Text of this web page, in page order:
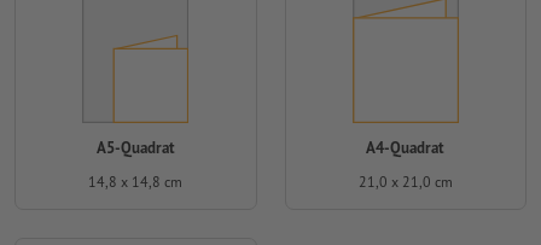
A5-Quadrat
14,8 x 14,8 cm
A4-Quadrat
21,0 x 21,0 cm